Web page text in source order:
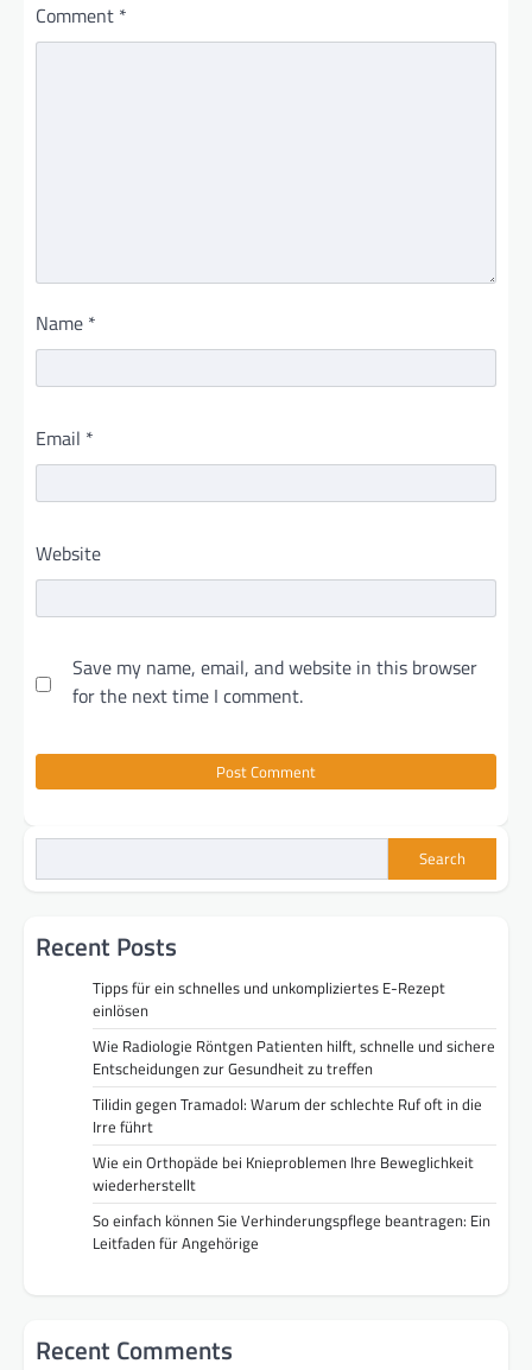
Comment *
Name *
Email *
Website
Save my name, email, and website in this browser
for the next time I comment.
Search
Recent Posts
Tipps für ein schnelles und unkompliziertes E-Rezept
einlösen
Wie Radiologie Röntgen Patienten hilft, schnelle und sichere
Entscheidungen zur Gesundheit zu treffen
Tilidin gegen Tramadol: Warum der schlechte Ruf oft in die
Irre führt
Wie ein Orthopäde bei Knieproblemen Ihre Beweglichkeit
wiederherstellt
So einfach können Sie Verhinderungspflege beantragen: Ein
Leitfaden für Angehörige
Recent Comments